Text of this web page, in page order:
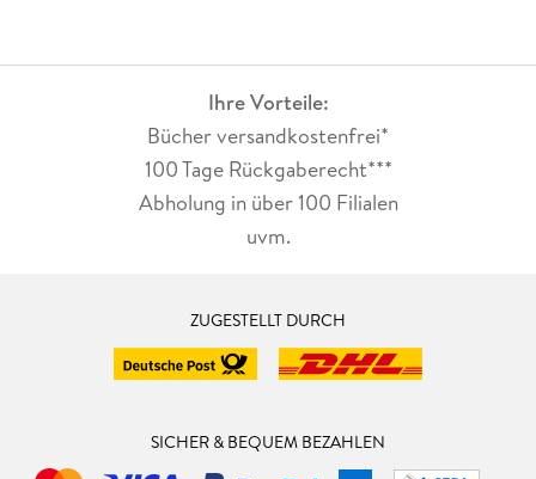
Ihre Vorteile:
Bücher versandkostenfrei*
100 Tage Rückgaberecht***
Abholung in über 100 Filialen
uvm.
ZUGESTELLT DURCH
SICHER & BEQUEM BEZAHLEN